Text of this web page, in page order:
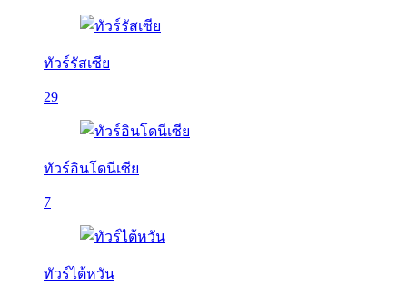
ทัวร์รัสเซีย
29
ทัวร์อินโดนีเซีย
7
ทัวร์ไต้หวัน